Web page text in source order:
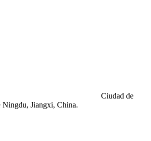
Ciudad de
Ningdu, Jiangxi, China.